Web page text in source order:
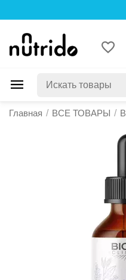
Главная / ВСЕ ТОВАРЫ /